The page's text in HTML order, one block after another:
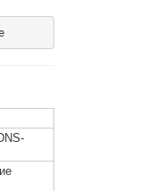
(Get-WmiObject Win32_ComputerSystem).PartOfDomain  # Должно вернуть True